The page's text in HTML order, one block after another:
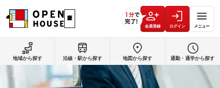
会員登録 ログイン メニュー
地域から探す 沿線・駅から探す 地図から探す 通勤・通学から探す